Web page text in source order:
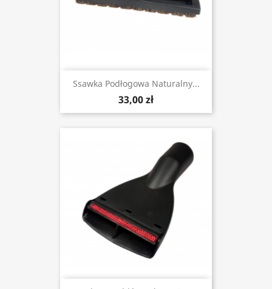
Ssawka Podłogowa Naturalny...
33,00 zł